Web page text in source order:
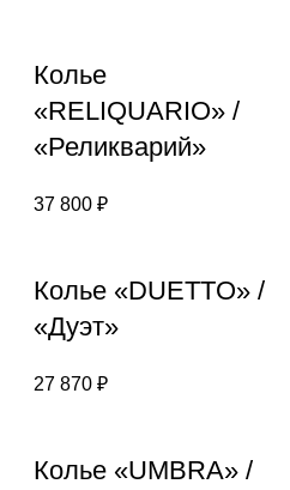
Колье
«RELIQUARIO» /
«Реликварий»
37 800 ₽
Колье «DUETTO» /
«Дуэт»
27 870 ₽
Колье «UMBRA» /